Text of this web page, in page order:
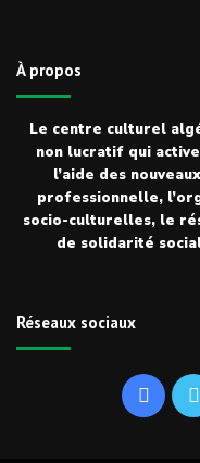
À propos
Le centre culturel
non lucratif qui
l’aide des
professionnelle,
socio-culturelles, le
de solidarité
Réseaux sociaux